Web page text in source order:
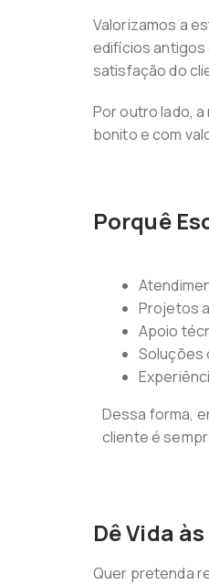
Valorizamos a
edifícios antigos
satisfação do
Por outro lado,
bonito e com
Porquê
Projetos
Apoio
Soluções
Dessa forma,
cliente é
Dê Vida
Quer pretenda